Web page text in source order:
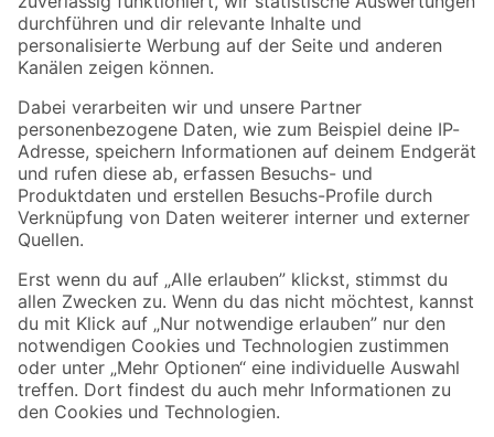
Zur Newsletter Anmeldung
Folge uns
Zahlungsarten Versandarten
Sicher einkaufen
Jetzt die toom-App herunterladen